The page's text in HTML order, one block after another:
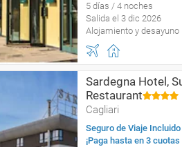
5 días / 4 noches
Salida el 3 dic 2026
Alojamiento y desayuno
Sardegna Hotel,
Restaurant
Cagliari
Seguro de Viaje Incluido
¡Paga hasta en 3